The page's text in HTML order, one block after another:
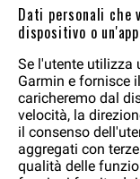
Dati personali che
dispositivo o
Se l'utente utilizza
Garmin e fornisce
caricheremo dal
velocità, la
il consenso
aggregati con
qualità delle